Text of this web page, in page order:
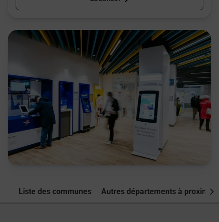
Liste des communes Autres départements à proximité